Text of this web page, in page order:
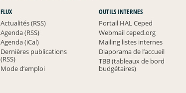
FLUX
Actualités (RSS)
Agenda (RSS)
Agenda (iCal)
Dernières publications
(RSS)
Mode d’emploi
OUTILS INTERNES
Portail HAL Ceped
Webmail ceped.org
Mailing listes internes
Diaporama de l’accueil
TBB (tableaux de bord
budgétaires)